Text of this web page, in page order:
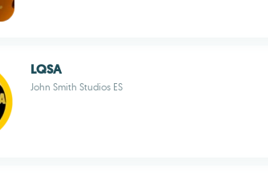
LQSA
John Smith Studios ES